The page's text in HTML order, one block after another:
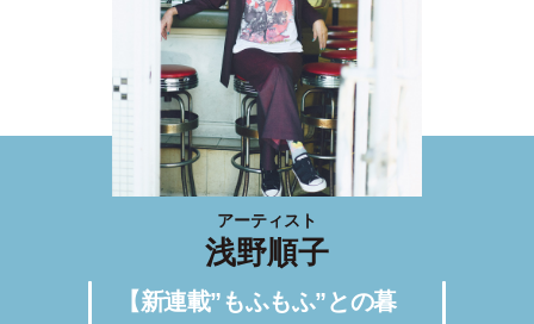
アーティスト
浅野順子
【新連載”もふもふ”との暮